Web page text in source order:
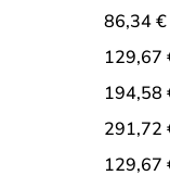
86,34 €
129,67
194,58
291,72
129,67